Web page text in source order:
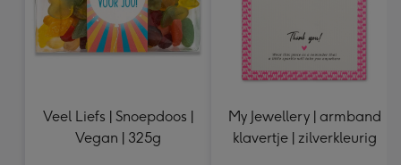
Veel Liefs | Snoepdoos |
Vegan | 325g
My Jewellery | armband
klavertje | zilverkleurig